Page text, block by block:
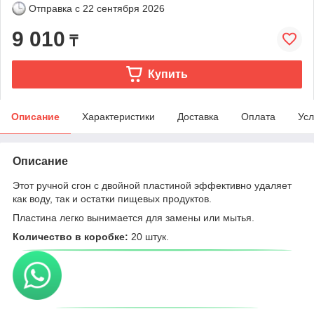
Отправка с 22 сентября 2026
9 010 ₸
Купить
Описание Характеристики Доставка Оплата
Описание
Этот ручной сгон с двойной пластиной эффективно удаляет
как воду, так и остатки пищевых продуктов.
Пластина легко вынимается для замены или мытья.
Количество в коробке: 20 штук.